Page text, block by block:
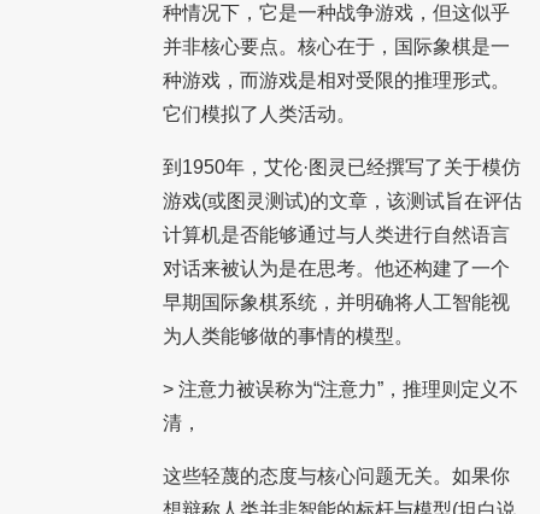
种情况下，它是一种战争游戏，但这似乎
并非核心要点。核心在于，国际象棋是一
种游戏，而游戏是相对受限的推理形式。
它们模拟了人类活动。
到1950年，艾伦·图灵已经撰写了关于模仿
游戏(或图灵测试)的文章，该测试旨在评估
计算机是否能够通过与人类进行自然语言
对话来被认为是在思考。他还构建了一个
早期国际象棋系统，并明确将人工智能视
为人类能够做的事情的模型。
> 注意力被误称为“注意力”，推理则定义不
清，
这些轻蔑的态度与核心问题无关。如果你